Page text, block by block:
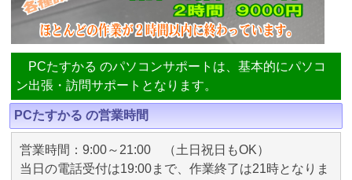
PCたすかる のパソコンサポートは、基本的にパソコ
ン出張・訪問サポートとなります。
PCたすかる の営業時間
営業時間：9:00～21:00 （土日祝日もOK）
当日の電話受付は19:00まで、作業終了は21時となりま